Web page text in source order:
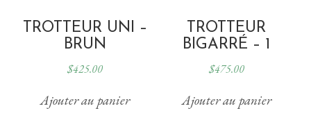
TROTTEUR UNI –
BRUN
$425.00
Ajouter au panier
TROTTEUR
BIGARRÉ – 1
$475.00
Ajouter au panier